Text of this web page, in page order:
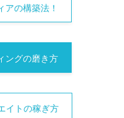
の構築法！
ングの磨き方
イトの稼ぎ方